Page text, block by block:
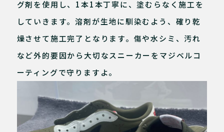
グ剤を使用し、1本1本丁寧に、塗むらなく施工を
していきます。溶剤が生地に馴染むよう、確り乾
燥させて施工完了となります。傷や水シミ、汚れ
など外的要因から大切なスニーカーをマジベルコ
ーティングで守りますよ。